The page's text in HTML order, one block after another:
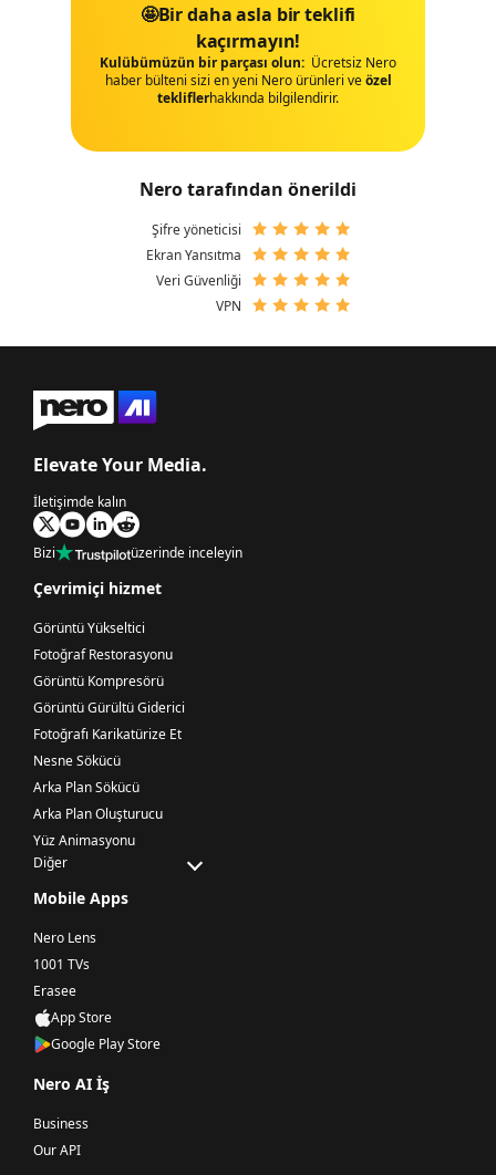
🤩Bir daha asla bir teklifi
kaçırmayın!
Kulübümüzün bir parçası olun: Ücretsiz Nero
haber bülteni sizi en yeni Nero ürünleri veözel
tekli̇flerhakkında bilgilendirir.
Nero tarafından önerildi
Şifre yöneticisi
Ekran Yansıtma
Veri Güvenliği
VPN
Elevate Your Media.
İletişimde kalın
Bizi üzerinde inceleyin
Çevrimiçi hizmet
Görüntü Yükseltici
Fotoğraf Restorasyonu
Görüntü Kompresörü
Görüntü Gürültü Giderici
Fotoğrafı Karikatürize Et
Nesne Sökücü
Arka Plan Sökücü
Arka Plan Oluşturucu
Yüz Animasyonu
Diğer
Mobile Apps
Nero Lens
1001 TVs
Erasee
App Store
Google Play Store
Nero AI İş
Business
Our API